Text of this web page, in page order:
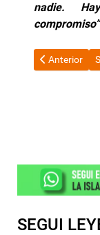
nadie.
Artículo
Anterior
SEGUI